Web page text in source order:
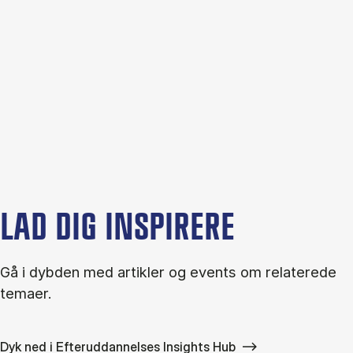
LAD DIG INSPIRERE
Gå i dybden med artikler og events om relaterede
temaer.
Dyk ned i Efteruddannelses Insights Hub